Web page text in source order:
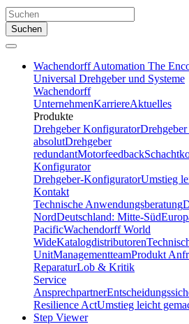
Suchen
Wachendorff Automation The
Universal Drehgeber und Systeme
Wachendorff
UnternehmenKarriereAktuelles
Produkte
Drehgeber Konfigurator
absolutDrehgeber
redundantMotorfeedback
Konfigurator
Drehgeber-KonfiguratorUmstieg
Kontakt
Technische Anwendungsberatung
NordDeutschland: Mitte-Süd
PacificWachendorff World
WideKatalogdistributoren
UnitManagementteamProdukt
ReparaturLob & Kritik
Service
Ansprechpartner
Resilience ActUmstieg leicht
Step Viewer